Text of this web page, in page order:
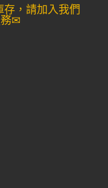
，請加入我們
務✉